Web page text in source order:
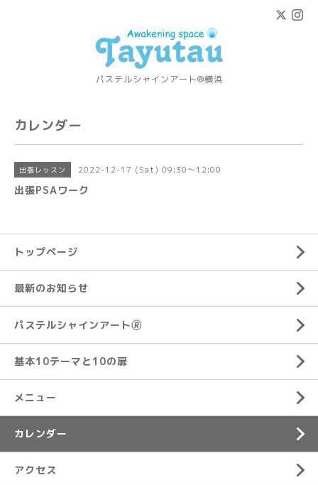
パステルシャインアート®横浜
カレンダー
出張レッスン 2022-12-17 (Sat) 09:30～12:00
出張PSAワーク
トップページ
最新のお知らせ
パステルシャインアート🄬
基本10テーマと10の扉
メニュー
カレンダー
アクセス